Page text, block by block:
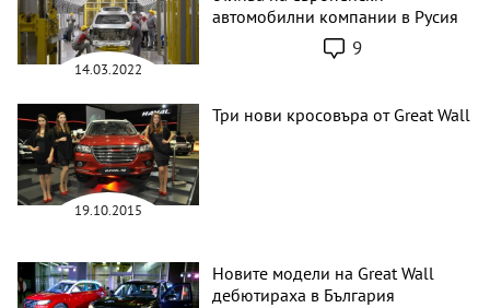
14.03.2022
автомобилни компании в Русия
9
19.10.2015
Три нови кросовъра от Great Wall
Новите модели на Great Wall
дебютираха в България